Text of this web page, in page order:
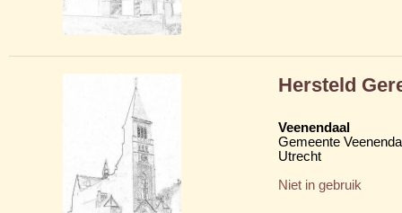
Hersteld
Veenendaal
Gemeente
Utrecht
Niet in gebruik